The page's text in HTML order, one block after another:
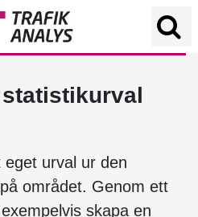
urval ur den
området. Genom ett
skapa en